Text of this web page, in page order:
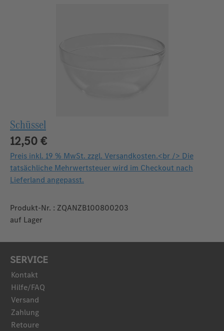
Schüssel
12,50 €
Preis inkl. 19 % MwSt. zzgl. Versandkosten.<br /> Die
tatsächliche Mehrwertsteuer wird im Checkout nach
Lieferland angepasst.
Produkt-Nr. : ZQANZB100800203
auf Lager
SERVICE
Kontakt
Hilfe/FAQ
Versand
Zahlung
Retoure